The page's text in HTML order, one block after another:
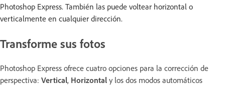
Photoshop Express. También las puede voltear horizontal o
verticalmente en cualquier dirección.
Transforme sus fotos
Photoshop Express ofrece cuatro opciones para la corrección de
perspectiva: Vertical, Horizontal y los dos modos automáticos